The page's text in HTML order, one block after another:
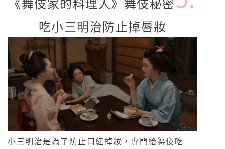
《舞伎家的料理人》舞伎秘密
吃小三明治防止掉唇妝
小三明治是為了防止口紅掉妝，專門給舞伎吃